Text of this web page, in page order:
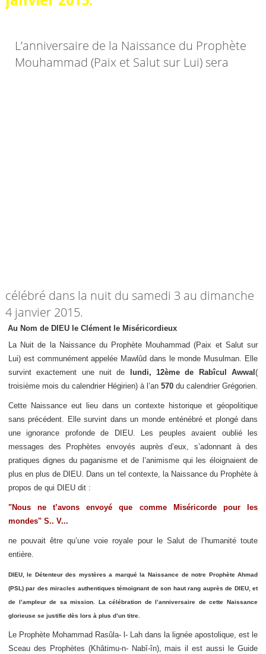
L’anniversaire de la Naissance du Prophète
Mouhammad (Paix et Salut sur Lui) sera
célébré dans la nuit du samedi 3 au dimanche
4 janvier 2015.
Au Nom de DIEU le Clément le Miséricordieux
La Nuit de la Naissance du Prophète Mouhammad (Paix et Salut sur
Lui) est communément appelée Mawlûd dans le monde Musulman. Elle
survint exactement une nuit de
lundi, 12ème de Rabîcul Awwal(
troisième mois du calendrier Hégirien) à l’an 570du calendrier Grégorien.
Cette Naissance eut lieu dans un contexte historique et géopolitique
sans précédent. Elle survint dans un monde enténébré et plongé dans
une ignorance profonde de DIEU. Les peuples avaient oublié les
messages des Prophètes envoyés auprès d’eux, s’adonnant à des
pratiques dignes du paganisme et de l’animisme qui les éloignaient de
plus en plus de DIEU. Dans un tel contexte, la Naissance du Prophète à
propos de qui DIEU dit :
"Nous ne t’avons envoyé que comme Miséricorde pour les
mondes" S.. V...
ne pouvait être qu’une voie royale pour le Salut de l’humanité toute
entière.
DIEU, le Détenteur des mystères a marqué la Naissance de notre Prophète Ahmad
(PSL) par des miracles authentiques témoignant de son haut rang auprès de DIEU, et
de l’ampleur de sa mission. La célébration de l’anniversaire de cette Naissance
glorieuse se justifie dès lors à plus d’un titre.
Le Prophète Mohammad Rasûla- l- Lah dans la lignée apostolique, est le
Sceau des Prophètes (Khâtimu-n- Nabî-în), mais il est aussi le Guide